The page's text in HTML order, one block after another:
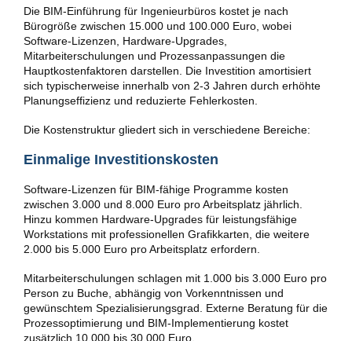
Die BIM-Einführung für Ingenieurbüros kostet je nach
Bürogröße zwischen 15.000 und 100.000 Euro, wobei
Software-Lizenzen, Hardware-Upgrades,
Mitarbeiterschulungen und Prozessanpassungen die
Hauptkostenfaktoren darstellen. Die Investition amortisiert
sich typischerweise innerhalb von 2-3 Jahren durch erhöhte
Planungseffizienz und reduzierte Fehlerkosten.
Die Kostenstruktur gliedert sich in verschiedene Bereiche:
Einmalige Investitionskosten
Software-Lizenzen für BIM-fähige Programme kosten
zwischen 3.000 und 8.000 Euro pro Arbeitsplatz jährlich.
Hinzu kommen Hardware-Upgrades für leistungsfähige
Workstations mit professionellen Grafikkarten, die weitere
2.000 bis 5.000 Euro pro Arbeitsplatz erfordern.
Mitarbeiterschulungen schlagen mit 1.000 bis 3.000 Euro pro
Person zu Buche, abhängig von Vorkenntnissen und
gewünschtem Spezialisierungsgrad. Externe Beratung für die
Prozessoptimierung und BIM-Implementierung kostet
zusätzlich 10.000 bis 30.000 Euro.